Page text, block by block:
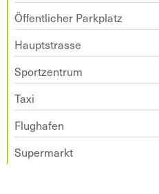
Öffentlicher Parkplatz
Hauptstrasse
Sportzentrum
Taxi
Flughafen
Supermarkt